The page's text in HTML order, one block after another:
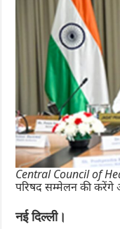
Central Council of
परिषद सम्मेलन की करेंगे
नई दिल्ली।